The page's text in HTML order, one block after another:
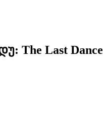
The Last Dance